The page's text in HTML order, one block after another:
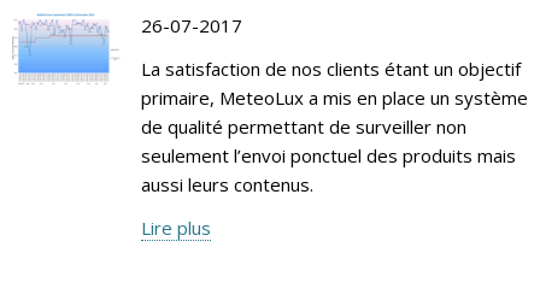
26-07-2017
La satisfaction de nos clients étant un objectif
primaire, MeteoLux a mis en place un système
de qualité permettant de surveiller non
seulement l’envoi ponctuel des produits mais
aussi leurs contenus.
Lire plus